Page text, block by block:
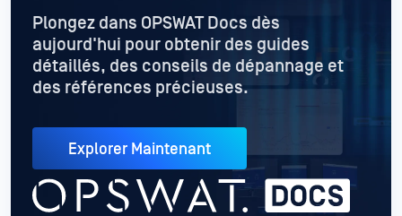
Plongez dans OPSWAT Docs dès
aujourd'hui pour obtenir des guides
détaillés, des conseils de dépannage et
des références précieuses.
Explorer Maintenant